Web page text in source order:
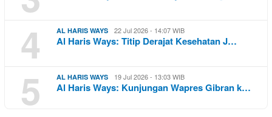
4 AL HARIS WAYS 22 Jul 2026 - 14:07 WIB
Al Haris Ways: Titip Derajat Kesehatan J…
5 AL HARIS WAYS 19 Jul 2026 - 13:03 WIB
Al Haris Ways: Kunjungan Wapres Gibran k…